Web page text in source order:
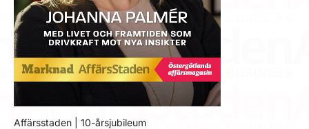
Affärsstaden | 10-årsjubileum